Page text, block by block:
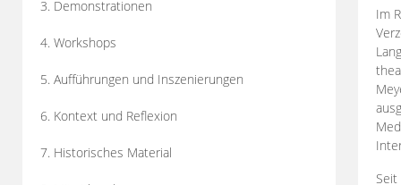
3. Demonstrationen
4. Workshops
5. Aufführungen und Inszenierungen
6. Kontext und Reflexion
7. Historisches Material
Im